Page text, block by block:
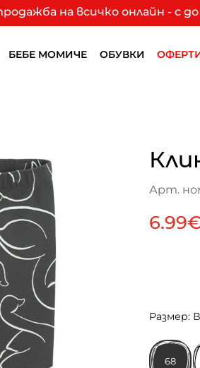
на всичко онлайн - с
БЕБЕ МОМИЧЕ ОБУВКИ
Арт.
Размер:
68